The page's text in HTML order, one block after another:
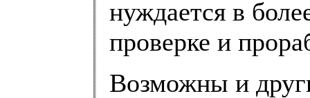
нуждается в
проверке и
Возможны и